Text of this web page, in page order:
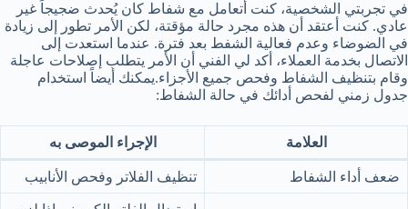
في تجربتي الشخصية، كنت أتعامل مع شفاط كان يُحدث ضجيجاً غير
عادي. كنت أعتقد أن هذه مجرد حالة مؤقتة، لكن الأمر تطور إلى زيادة
في الضوضاء وعدم فعالية الشفط بعد فترة. عندما استعدت إلى
الاتصال بخدمة العملاء، أكد لي الفني أن الأمر يتطلب إصلاحات عاجلة
وقام بتنظيف الشفاط وفحص جميع الأجزاء.يمكنك أيضاً استخدام
جدول زمني لفحص أدائك في حالة الشفاط:
العلامة الإجراء الموصى به
ضعف أداء الشفاط تنظيف الفلاتر وفحص الأنابيب